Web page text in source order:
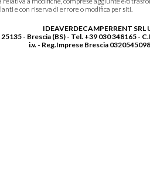
e con riserva di errore o modifica per siti.
IDEAVERDECAMPERRENT SRL
- Brescia (BS) - Tel. +39 030 348165 -
i.v. - Reg.Imprese Brescia